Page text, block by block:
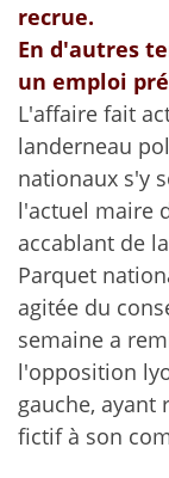
recrue.
En d'autres
un emploi
L'affaire fait
landerneau
nationaux s'y
l'actuel maire
accablant de
Parquet
agitée du
semaine a
l'opposition
gauche, ayant
fictif à son